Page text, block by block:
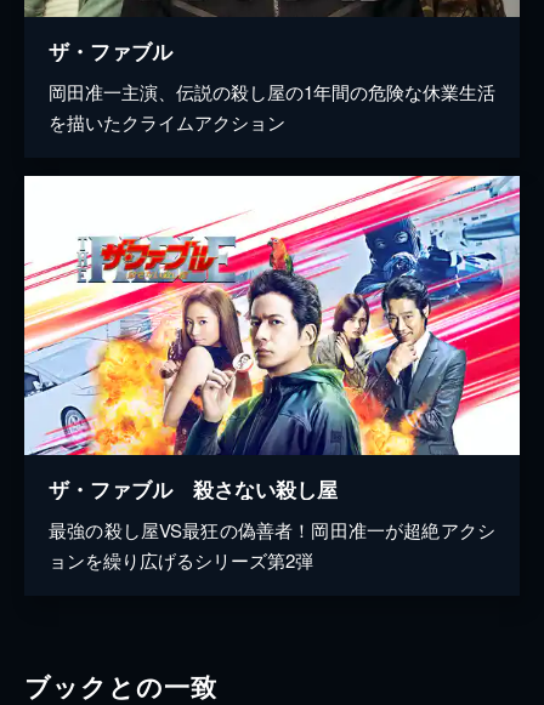
ザ・ファブル
岡田准一主演、伝説の殺し屋の1年間の危険な休業生活
を描いたクライムアクション
ザ・ファブル 殺さない殺し屋
最強の殺し屋VS最狂の偽善者！岡田准一が超絶アクシ
ョンを繰り広げるシリーズ第2弾
ブックとの一致